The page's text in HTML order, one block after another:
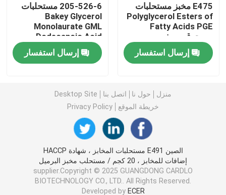
مستحلب الغذاء الصف
مستحلبات غذائية طبيعية
أحادي الجليسريد المقطر
أحادي وثنائي الجلسريد
الجلسرين أحادي ستيارات
مستحلب محسن الكيك
E475 مخبز مستحلبات
Polyglycerol Esters of
Fatty Acids PGE
مسحوق مصفر
إرسال استفسار
205-526-6 مستحلبات
Bakey Glycerol
Monolaurate GML
Dodecanoic Acid
Monoglyceride
إرسال استفسار
منزل حول نا اتصل بنا
Desktop Site
خريطة الموقع
Privacy Policy
الصين E491 مستحلبات المخابز ، شهادة HACCP
إضافات للمخابز ، 20 كجم / مستحلب مخبز البرميل
supplier.Copyright © 2025 GUANGDONG CARDLO
BIOTECHNOLOGY CO., LTD.. All Rights Reserved.
Developed by ECER